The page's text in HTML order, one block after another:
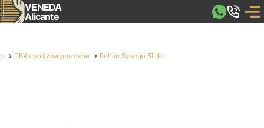
VENEDA
Alicante
⌂ → ПВХ профили для окон → Rehau Synego Slide